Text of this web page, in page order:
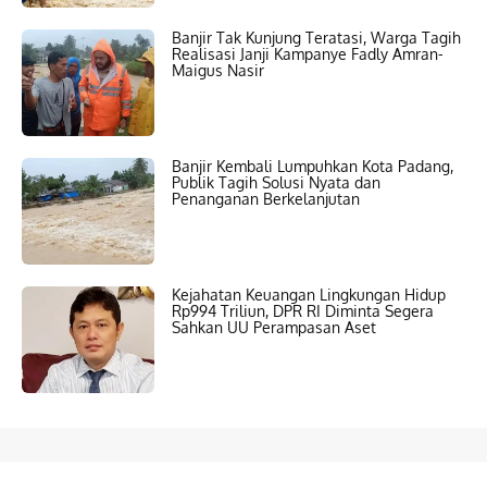
Banjir Tak Kunjung Teratasi, Warga Tagih
Realisasi Janji Kampanye Fadly Amran-
Maigus Nasir
Banjir Kembali Lumpuhkan Kota Padang,
Publik Tagih Solusi Nyata dan
Penanganan Berkelanjutan
Kejahatan Keuangan Lingkungan Hidup
Rp994 Triliun, DPR RI Diminta Segera
Sahkan UU Perampasan Aset